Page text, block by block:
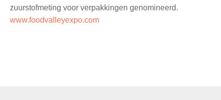
zuurstofmeting voor verpakkingen genomineerd.
www.foodvalleyexpo.com